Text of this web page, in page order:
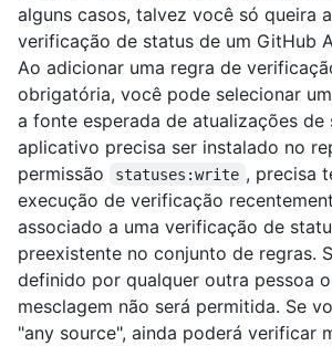
alguns casos, talvez você só queira
verificação de status de um GitHub
Ao adicionar uma regra de
obrigatória, você pode selecionar
a fonte esperada de atualizações de
aplicativo precisa ser instalado no
permissão
statuses:write , precisa
execução de verificação
associado a uma verificação de
preexistente no conjunto de regras.
definido por qualquer outra pessoa
mesclagem não será permitida. Se
"any source", ainda poderá verificar